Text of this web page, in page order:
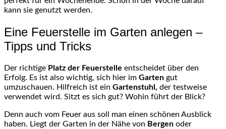
kann sie genutzt werden.
Eine Feuerstelle im Garten anlegen –
Tipps und Tricks
Der richtige Platz der Feuerstelle entscheidet über den
Erfolg. Es ist also wichtig, sich hier im Garten gut
umzuschauen. Hilfreich ist ein Gartenstuhl, der testweise
verwendet wird. Sitzt es sich gut? Wohin führt der Blick?
Denn auch vom Feuer aus soll man einen schönen Ausblick
haben. Liegt der Garten in der Nähe von Bergen oder